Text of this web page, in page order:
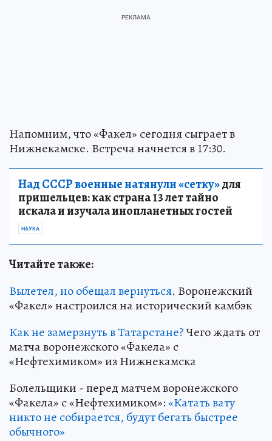
Напомним, что «Факел» сегодня сыграет в
Нижнекамске. Встреча начнется в 17:30.
Над СССР военные натянули «сетку»для
пришельцев: как страна 13 лет тайно
искала и изучала инопланетных гостей
НАУКА
Читайте также:
Вылетел, но обещал вернуться. Воронежский
«Факел» настроился на исторический камбэк
Как не замерзнуть в Татарстане?Чего ждать от
матча воронежского «Факела» с
«Нефтехимиком» из Нижнекамска
Болельщики - перед матчем воронежского
«Факела» с «Нефтехимиком»:«Катать вату
никто не собирается, будут бегать быстрее
обычного»